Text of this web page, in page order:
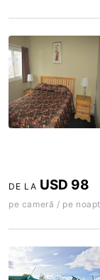
DE LA USD 98
pe cameră / pe